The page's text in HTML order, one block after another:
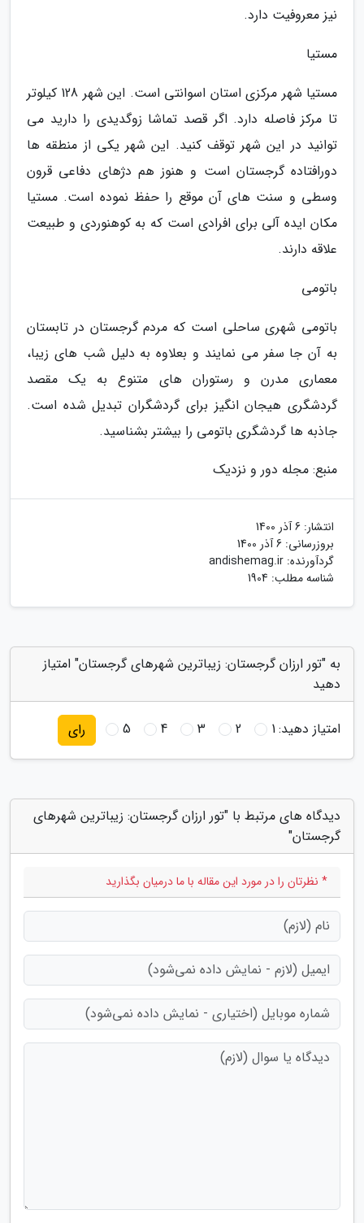
نیز معروفیت دارد.
مستیا
مستیا شهر مرکزی استان اسوانتی است. این شهر 128 کیلوتر
تا مرکز فاصله دارد. اگر قصد تماشا زوگدیدی را دارید می
توانید در این شهر توقف کنید. این شهر یکی از منطقه ها
دورافتاده گرجستان است و هنوز هم دژهای دفاعی قرون
وسطی و سنت های آن موقع را حفظ نموده است. مستیا
مکان ایده آلی برای افرادی است که به کوهنوردی و طبیعت
علاقه دارند.
باتومی
باتومی شهری ساحلی است که مردم گرجستان در تابستان
به آن جا سفر می نمایند و بعلاوه به دلیل شب های زیبا،
معماری مدرن و رستوران های متنوع به یک مقصد
گردشگری هیجان انگیز برای گردشگران تبدیل شده است.
جاذبه ها گردشگری باتومی را بیشتر بشناسید.
منبع: مجله دور و نزدیک
انتشار: 6 آذر 1400
بروزرسانی: 6 آذر 1400
گردآورنده: andishemag.ir
شناسه مطلب: 1904
به "تور ارزان گرجستان: زیباترین شهرهای گرجستان" امتیاز
دهید
امتیاز دهید:1
2
3
4
5 رای
دیدگاه های مرتبط با "تور ارزان گرجستان: زیباترین شهرهای
گرجستان"
* نظرتان را در مورد این مقاله با ما درمیان بگذارید